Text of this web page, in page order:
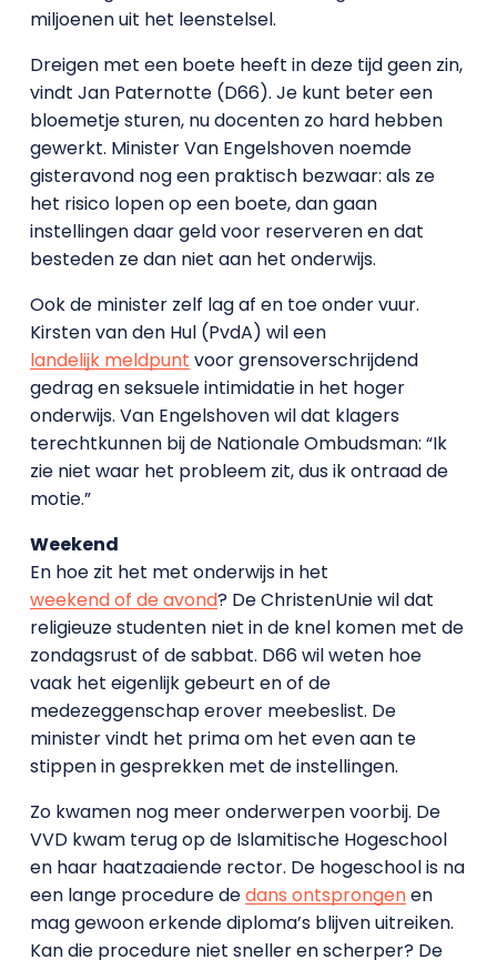
miljoenen uit het leenstelsel.
Dreigen met een boete heeft in deze tijd geen zin,
vindt Jan Paternotte (D66). Je kunt beter een
bloemetje sturen, nu docenten zo hard hebben
gewerkt. Minister Van Engelshoven noemde
gisteravond nog een praktisch bezwaar: als ze
het risico lopen op een boete, dan gaan
instellingen daar geld voor reserveren en dat
besteden ze dan niet aan het onderwijs.
Ook de minister zelf lag af en toe onder vuur.
Kirsten van den Hul (PvdA) wil een
landelijk meldpunt voor grensoverschrijdend
gedrag en seksuele intimidatie in het hoger
onderwijs. Van Engelshoven wil dat klagers
terechtkunnen bij de Nationale Ombudsman: “Ik
zie niet waar het probleem zit, dus ik ontraad de
motie.”
Weekend
En hoe zit het met onderwijs in het
weekend of de avond? De ChristenUnie wil dat
religieuze studenten niet in de knel komen met de
zondagsrust of de sabbat. D66 wil weten hoe
vaak het eigenlijk gebeurt en of de
medezeggenschap erover meebeslist. De
minister vindt het prima om het even aan te
stippen in gesprekken met de instellingen.
Zo kwamen nog meer onderwerpen voorbij. De
VVD kwam terug op de Islamitische Hogeschool
en haar haatzaaiende rector. De hogeschool is na
een lange procedure dedans ontsprongenen
mag gewoon erkende diploma’s blijven uitreiken.
Kan die procedure niet sneller en scherper? De